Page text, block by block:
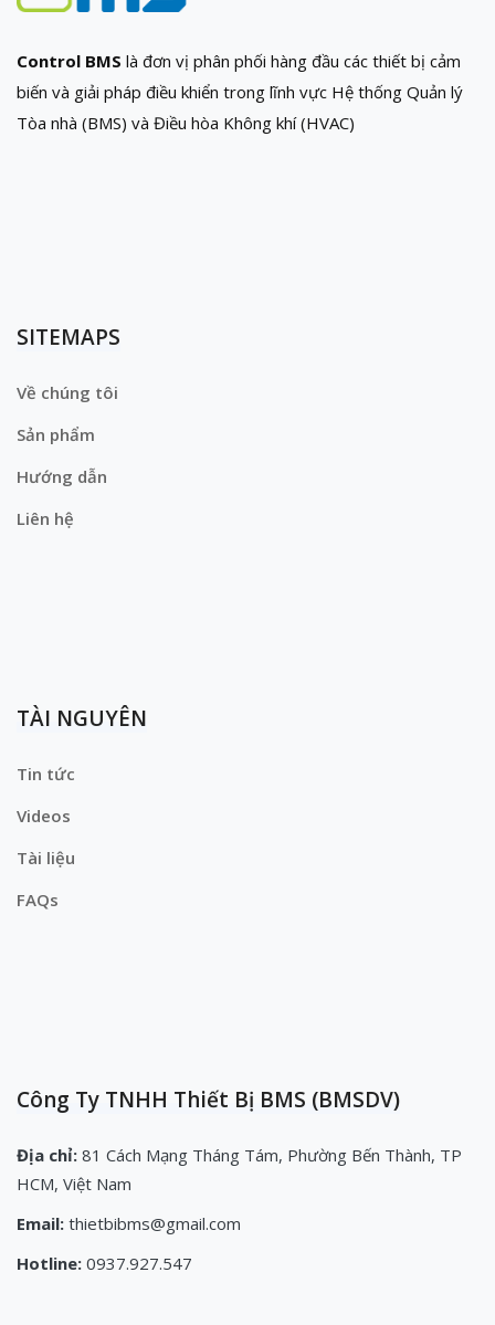
Control BMS là đơn vị phân phối hàng đầu các thiết bị cảm
biến và giải pháp điều khiển trong lĩnh vực Hệ thống Quản lý
Tòa nhà (BMS) và Điều hòa Không khí (HVAC)
SITEMAPS
Về chúng tôi
Sản phẩm
Hướng dẫn
Liên hệ
TÀI NGUYÊN
Tin tức
Videos
Tài liệu
FAQs
Công Ty TNHH Thiết Bị BMS (BMSDV)
Địa chỉ: 81 Cách Mạng Tháng Tám, Phường Bến Thành, TP
HCM, Việt Nam
Email: thietbibms@gmail.com
Hotline: 0937.927.547